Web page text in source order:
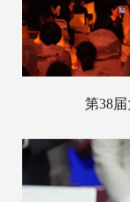
第38